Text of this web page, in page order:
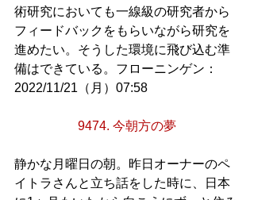
術研究においても一線級の研究者から
フィードバックをもらいながら研究を
進めたい。そうした環境に飛び込む準
備はできている。フローニンゲン：
2022/11/21（月）07:58
9474. 今朝方の夢
静かな月曜日の朝。昨日オーナーのペ
イトラさんと立ち話をした時に、日本